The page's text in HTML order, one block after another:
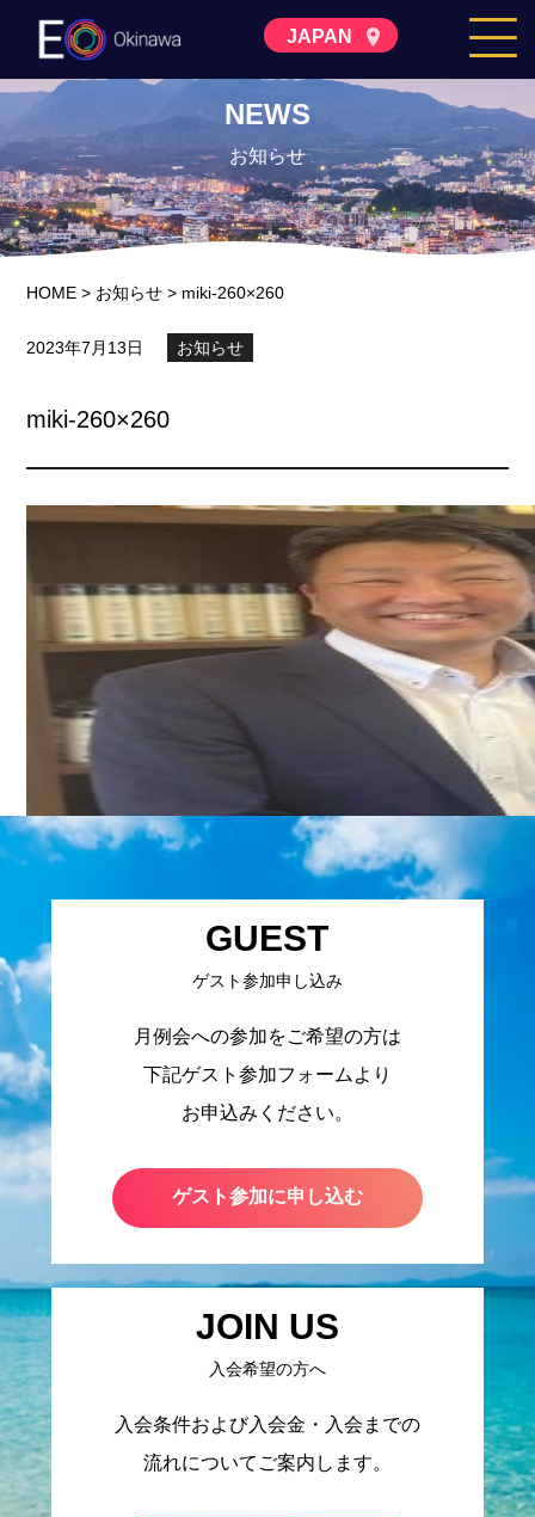
JAPAN
NEWS
お知らせ
HOME > お知らせ > miki-260×260
2023年7月13日 お知らせ
miki-260×260
GUEST
ゲスト参加申し込み
月例会への参加をご希望の方は
下記ゲスト参加フォームより
お申込みください。
ゲスト参加に申し込む
JOIN US
入会希望の方へ
入会条件および入会金・入会までの
流れについてご案内します。